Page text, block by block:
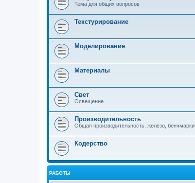
Тема для общих вопросов
Текстурирование
Моделирование
Материалы
Свет
Освещение
Производительность
Общая производительность, железо, бенчмарки
Кодерство
РАБОТЫ